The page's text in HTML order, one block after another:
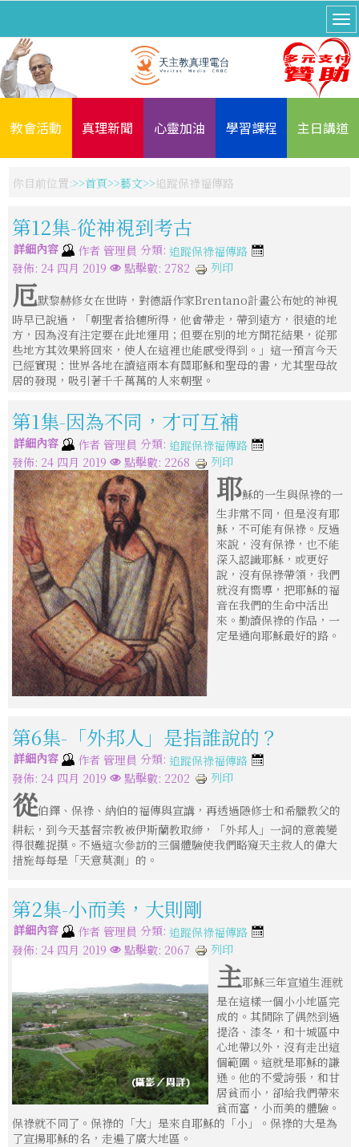
教會活動 真理新聞 心靈加油 學習課程 主日講道
你目前位置: 首頁 藝文 追蹤保祿福傳路
第12集-從神視到考古
詳細內容 作者 管理員 分類: 追蹤保祿福傳路
發佈: 24 四月 2019
點擊數: 2782 列印
厄默黎赫修女在世時，對德語作家Brentano計畫公布她的神視
時早已說過，「朝聖者拾穗所得，他會帶走，帶到遠方，很遠的地
方，因為沒有注定要在此地運用；但要在別的地方開花結果，從那
些地方其效果將回來，使人在這裡也能感受得到。」這一預言今天
已經實現：世界各地在讀這兩本有關耶穌和聖母的書，尤其聖母故
居的發現，吸引著千千萬萬的人來朝聖。
第1集-因為不同，才可互補
詳細內容 作者 管理員 分類: 追蹤保祿福傳路
發佈: 24 四月 2019
點擊數: 2268 列印
耶穌的一生與保祿的一
生非常不同，但是沒有耶
穌，不可能有保祿。反過
來說，沒有保祿，也不能
深入認識耶穌，或更好
說，沒有保祿帶領，我們
就沒有嚮導，把耶穌的福
音在我們的生命中活出
來。勤讀保祿的作品，一
定是通向耶穌最好的路。
第6集-「外邦人」是指誰說的？
詳細內容 作者 管理員 分類: 追蹤保祿福傳路
發佈: 24 四月 2019
點擊數: 2202 列印
從伯鐸、保祿、納伯的福傳與宣講，再透過隱修士和希臘教父的
耕耘，到今天基督宗教被伊斯蘭教取締，「外邦人」一詞的意義變
得很難捉摸。不過這次參訪的三個體驗使我們略窺天主救人的偉大
措施每每是「天意莫測」的。
第2集-小而美，大則剛
詳細內容 作者 管理員 分類: 追蹤保祿福傳路
發佈: 24 四月 2019
點擊數: 2067 列印
主耶穌三年宣道生涯就
是在這樣一個小小地區完
成的。其間除了偶然到過
提洛、漆冬，和十城區中
心地帶以外，沒有走出這
個範圍。這就是耶穌的謙
遜。他的不愛誇張，和甘
居貧而小，卻給我們帶來
貧而富，小而美的體驗。
保祿就不同了。保祿的「大」是來自耶穌的「小」。保祿的大是為
了宣揚耶穌的名，走遍了廣大地區。